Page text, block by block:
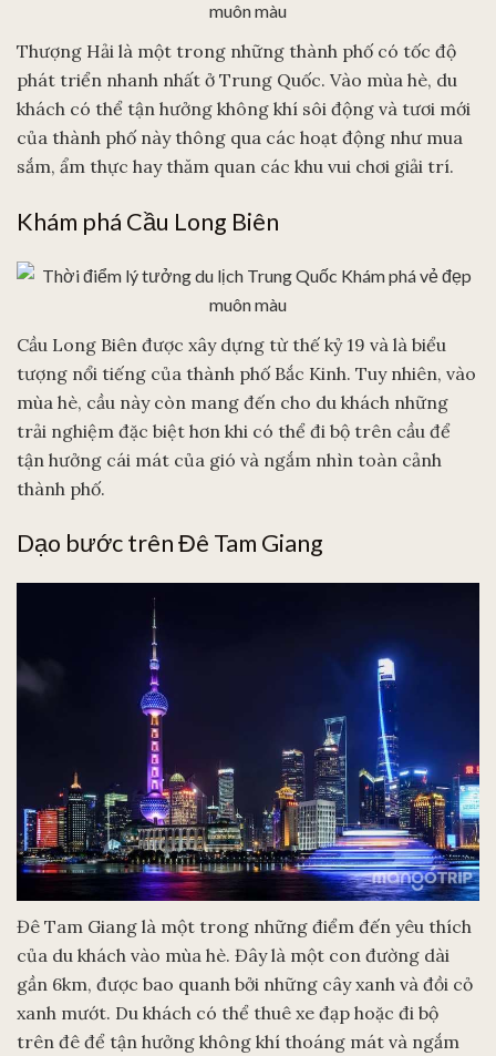
Thượng Hải là một trong những thành phố có tốc độ
phát triển nhanh nhất ở Trung Quốc. Vào mùa hè, du
khách có thể tận hưởng không khí sôi động và tươi mới
của thành phố này thông qua các hoạt động như mua
sắm, ẩm thực hay thăm quan các khu vui chơi giải trí.
Khám phá Cầu Long Biên
Cầu Long Biên được xây dựng từ thế kỷ 19 và là biểu
tượng nổi tiếng của thành phố Bắc Kinh. Tuy nhiên, vào
mùa hè, cầu này còn mang đến cho du khách những
trải nghiệm đặc biệt hơn khi có thể đi bộ trên cầu để
tận hưởng cái mát của gió và ngắm nhìn toàn cảnh
thành phố.
Dạo bước trên Đê Tam Giang
Đê Tam Giang là một trong những điểm đến yêu thích
của du khách vào mùa hè. Đây là một con đường dài
gần 6km, được bao quanh bởi những cây xanh và đồi cỏ
xanh mướt. Du khách có thể thuê xe đạp hoặc đi bộ
trên đê để tận hưởng không khí thoáng mát và ngắm